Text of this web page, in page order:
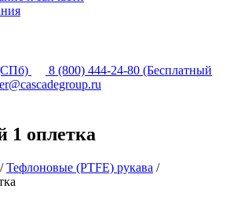
8 (800) 444-24-80 (Бесплатный
1 оплетка
/Тефлоновые (PTFE) рукава /